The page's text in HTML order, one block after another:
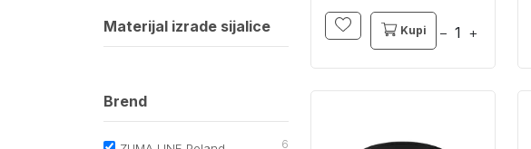
Materijal izrade sijalice
Brend
6
Kupi − +